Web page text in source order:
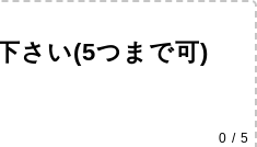
さい(5つまで可)
0 / 5